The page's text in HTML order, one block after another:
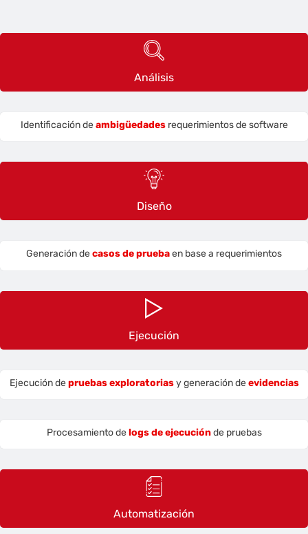
Análisis
Identificación deambigüedadesrequerimientos de software
Diseño
Generación decasos de pruebaen base a requerimientos
Ejecución
Ejecución depruebas exploratoriasy generación deevidencias
Procesamiento delogs de ejecuciónde pruebas
Automatización